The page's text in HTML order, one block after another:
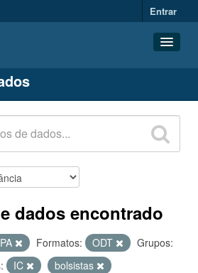
Entrar
dados encontrado
Formatos: ODT
Grupos:
IC
bolsistas